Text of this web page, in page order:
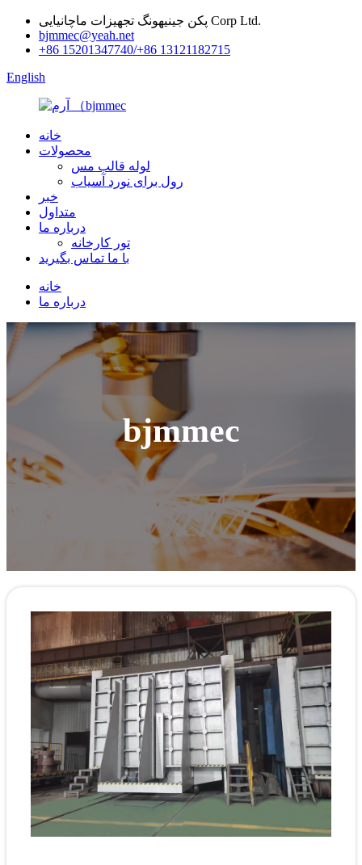
پکن جینیهونگ تجهیزات ماچانیایی Corp Ltd.
bjmmec@yeah.net
+86 15201347740/+86 13121182715
English
خانه
محصولات
لوله قالب مس
رول برای نورد آسیاب
خبر
متداول
درباره ما
تور کارخانه
با ما تماس بگیرید
خانه
درباره ما
bjmmec